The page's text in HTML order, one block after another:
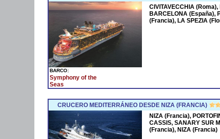
BARCO:
Symphony of the
Seas
CIVITAVECCHIA
BARCELONA (España),
(Francia), LA SPEZIA
CRUCERO MEDITERRÁNEO DESDE NIZA (FRANCIA)
NIZA (Francia),
CASSIS, SANARY SUR
(Francia), NIZA (Francia)